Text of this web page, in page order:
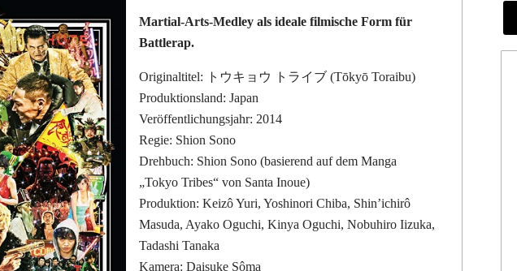
Martial-Arts-Medley als ideale filmische Form für
Battlerap.
Originaltitel: トウキョウ トライブ (Tōkyō Toraibu)
Produktionsland: Japan
Veröffentlichungsjahr: 2014
Regie: Shion Sono
Drehbuch: Shion Sono (basierend auf dem Manga
„Tokyo Tribes“ von Santa Inoue)
Produktion: Keizô Yuri, Yoshinori Chiba, Shin’ichirô
Masuda, Ayako Oguchi, Kinya Oguchi, Nobuhiro Iizuka,
Tadashi Tanaka
Kamera: Daisuke Sôma